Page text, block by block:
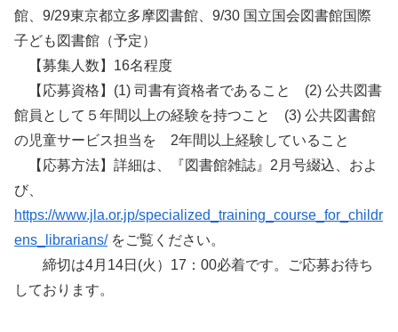
館、9/29東京都立多摩図書館、9/30 国立国会図書館国際
子ども図書館（予定）
【募集人数】16名程度
【応募資格】(1) 司書有資格者であること (2) 公共図書
館員として５年間以上の経験を持つこと (3) 公共図書館
の児童サービス担当を 2年間以上経験していること
【応募方法】詳細は、『図書館雑誌』2月号綴込、およ
び、
https://www.jla.or.jp/specialized_training_course_for_childr
ens_librarians/ をご覧ください。
締切は4月14日(火）17：00必着です。ご応募お待ち
しております。